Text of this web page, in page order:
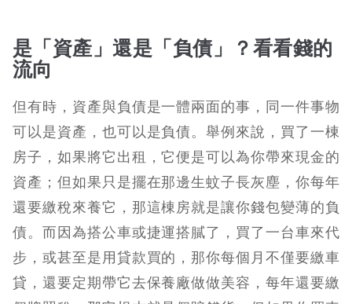
是「資產」還是「負債」？看看錢的
流向
但有時，資產與負債是一體兩面的事，同一件事物
可以是資產，也可以是負債。舉例來說，買了一棟
房子，如果將它出租，它便是可以為你帶來現金的
資產；但如果只是擺在那邊生蚊子長灰塵，你每年
還要繳稅來養它，那這棟房就是讓你錢包變薄的負
債。而因為搭公車或捷運搭膩了，買了一台車來代
步，或甚至是用貸款買的，那你每個月不僅要繳車
貸，還要定期帶它去保養廠做做美容，每年還要繳